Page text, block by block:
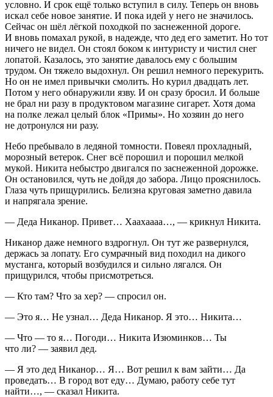
условно. И срок ещё только вступил в силу. Теперь он вновь
искал себе новое занятие. И пока идей у него не значилось.
Сейчас он шёл лёгкой походкой по заснеженной дороге.
И вновь помахал рукой, в надежде, что дед его заметит. Но тот
ничего не видел. Он стоял боком к интуристу и чистил снег
лопатой. Казалось, это занятие давалось ему с большим
трудом. Он тяжело выдохнул. Он решил немного перекурить.
Но он не имел привычки смолить. Но курил двадцать лет.
Потом у него обнаружили язву. И он сразу бросил. И больше
не брал ни разу в продуктовом магазине сигарет. Хотя дома
на полке лежал целый блок «Примы». Но хозяин до него
не дотронулся ни разу.
Небо пребывало в ледяной томности. Повеял прохладный,
морозный ветерок. Снег всё порошил и порошил мелкой
мукой. Никита небыстро двигался по заснеженной дорожке.
Он остановился, чуть не дойдя до забора. Лицо прояснилось.
Глаза чуть прищурились. Белизна круговая заметно давила
и напрягала зрение.
— Деда Никанор. Привет… Хаахаааа…, — крикнул Никита.
Никанор даже немного вздрогнул. Он тут же развернулся,
держась за лопату. Его сумрачный вид походил на дикого
мустанга, который возбудился и сильно лягался. Он
прищурился, чтобы присмотреться.
— Кто там? Что за хер? — спросил он.
— Это я… Не узнал… Деда Никанор. Я это… Никита…
— Что — то я… Погоди… Никита Изюминков… Ты
что ли? — заявил дед.
— Я это дед Никанор… Я… Вот решил к вам зайти… Да
проведать… В город вот еду… Думаю, работу себе тут
найти…, — сказал Никита.